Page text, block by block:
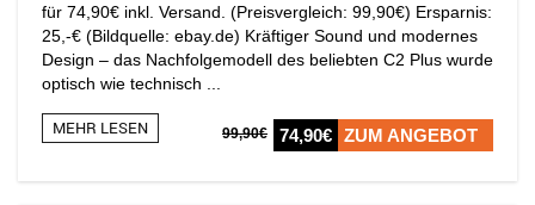
für 74,90€ inkl. Versand. (Preisvergleich: 99,90€) Ersparnis:
25,-€ (Bildquelle: ebay.de) Kräftiger Sound und modernes
Design – das Nachfolgemodell des beliebten C2 Plus wurde
optisch wie technisch ...
MEHR LESEN 99,90€ 74,90€ ZUM ANGEBOT